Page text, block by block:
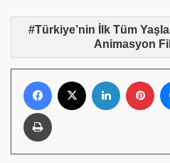
Türkiye’nin İlk Tüm
Animasyon
Facebook LinkedIn
Yazdır